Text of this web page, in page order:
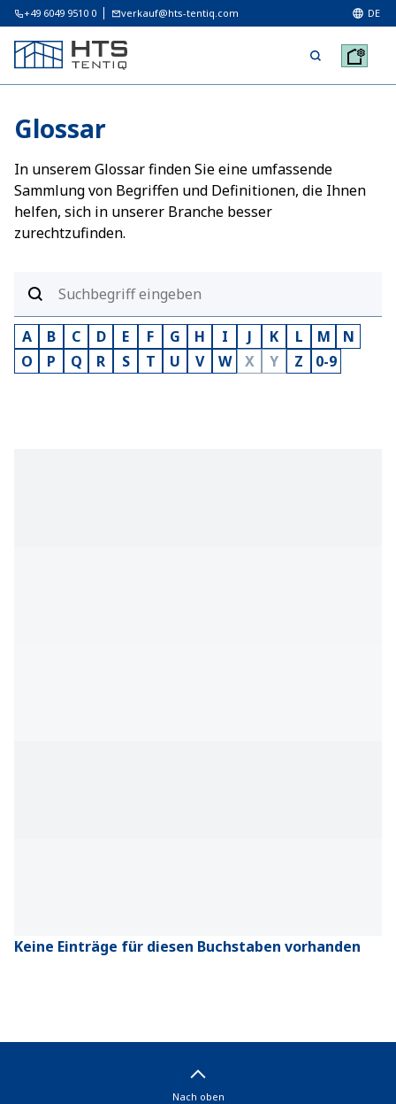
+49 6049 9510 0 verkauf@hts-tentiq.com DE
Glossar
In unserem Glossar finden Sie eine umfassende
Sammlung von Begriffen und Definitionen, die Ihnen
helfen, sich in unserer Branche besser
zurechtzufinden.
A B C D E F G H I J K L M
N
O
P Q R S T U V W X Y Z 0-9
Keine Einträge für diesen Buchstaben vorhanden
Nach oben